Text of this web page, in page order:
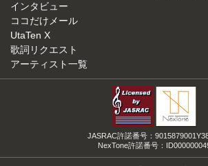
インタビュー
ココだけメール
UtaTen X
歌詞リクエスト
アーティスト一覧
JASRAC許諾番号：
NexTone許諾番号：